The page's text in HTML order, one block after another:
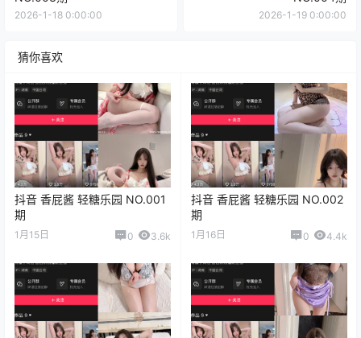
2026-1-18 0:00:00 2026-1-19 0:00:00
猜你喜欢
抖音 香屁酱 轻糖乐园 NO.001
期
1月15日 0 3.6k
抖音 香屁酱 轻糖乐园 NO.002
期
1月16日 0 4.4k